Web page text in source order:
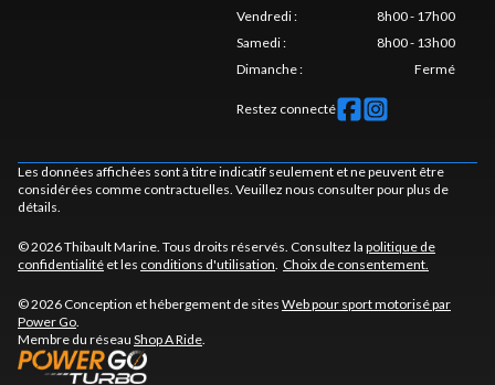
Vendredi:
8h00 - 17h00
Samedi:
8h00 - 13h00
Dimanche: Fermé
Restez connecté
Les données affichées sont à titre indicatif seulement et ne peuvent être
considérées comme contractuelles. Veuillez nous consulter pour plus de
détails.
© 2026 Thibault Marine. Tous droits réservés. Consultez la politique de
confidentialité et les conditions d'utilisation. Choix de consentement.
© 2026 Conception et hébergement de sites Web pour sport motorisé par
Power Go.
Membre du réseau Shop A Ride.